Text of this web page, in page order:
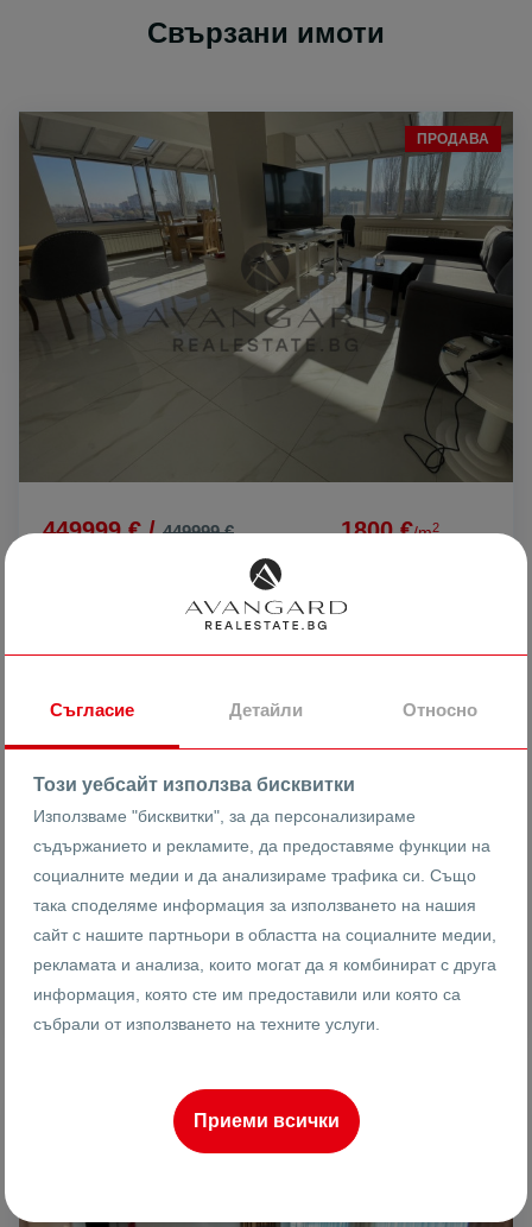
Свързани имоти
ПРОДАВА
449999 € /449999 €
880121.54 лв
1800 €/m2
Уникален ЧЕТИРИСТАЕН Пентхаус /
Реф #
5от 5
Етаж
250 m 2
Площ
Васислав Анадъмски
Брокер
Съгласие Детайли Относно
Този уебсайт използва бисквитки
Използваме "бисквитки", за да персонализираме
съдържанието и рекламите, да предоставяме функции на
социалните медии и да анализираме трафика си. Също
така споделяме информация за използването на нашия
сайт с нашите партньори в областта на социалните медии,
рекламата и анализа, които могат да я комбинират с друга
информация, която сте им предоставили или която са
събрали от използването на техните услуги.
Приеми всички